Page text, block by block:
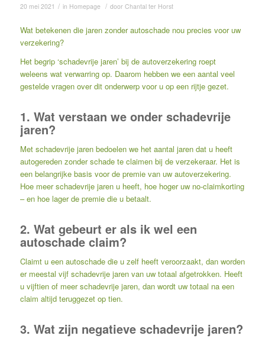
20 mei 2021 / in Homepage / door Chantal ter Horst
Wat betekenen die jaren zonder autoschade nou precies voor uw
verzekering?
Het begrip ‘schadevrije jaren’ bij de autoverzekering roept
weleens wat verwarring op. Daarom hebben we een aantal veel
gestelde vragen over dit onderwerp voor u op een rijtje gezet.
1. Wat verstaan we onder schadevrije
jaren?
Met schadevrije jaren bedoelen we het aantal jaren dat u heeft
autogereden zonder schade te claimen bij de verzekeraar. Het is
een belangrijke basis voor de premie van uw autoverzekering.
Hoe meer schadevrije jaren u heeft, hoe hoger uw no-claimkorting
– en hoe lager de premie die u betaalt.
2. Wat gebeurt er als ik wel een
autoschade claim?
Claimt u een autoschade die u zelf heeft veroorzaakt, dan worden
er meestal vijf schadevrije jaren van uw totaal afgetrokken. Heeft
u vijftien of meer schadevrije jaren, dan wordt uw totaal na een
claim altijd teruggezet op tien.
3. Wat zijn negatieve schadevrije jaren?